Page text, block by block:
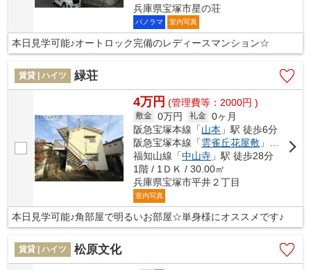
兵庫県宝塚市星の荘
パノラマ 室内写真
本日見学可能♪オートロック完備のレディースマンション☆
賃貸 | ハイツ 緑荘
4万円 (管理費等：2000円 )
敷金 0万円 礼金 0ヶ月
阪急宝塚本線「山本 」駅 徒歩6分
阪急宝塚本線「雲雀丘花屋敷 」駅 徒歩18分
福知山線「中山寺 」駅 徒歩28分
1階 / 1ＤＫ / 30.00㎡
兵庫県宝塚市平井２丁目
室内写真
本日見学可能♪角部屋で明るいお部屋☆単身様にオススメです♪
賃貸 | ハイツ 松原文化